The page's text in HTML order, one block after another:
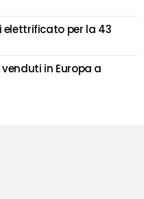
elettrificato per la 43
in Europa a